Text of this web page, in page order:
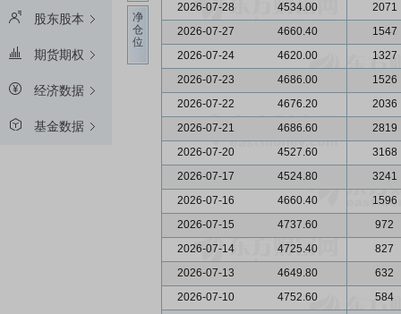
股东股本
期货期权
经济数据
基金数据
净
仓
位
2026-07-28
4534.00
2071
2026-07-27
4660.40
1547
2026-07-24
4620.00
1327
2026-07-23
4686.00
1526
2026-07-22
4676.20
2036
2026-07-21
4686.60
2819
2026-07-20
4527.60
3168
2026-07-17
4524.80
3241
2026-07-16
4660.40
1596
2026-07-15
4737.60
972
2026-07-14
4725.40
827
2026-07-13
4649.80
632
2026-07-10
4752.60
584